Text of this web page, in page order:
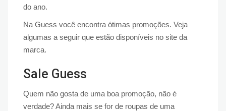
do ano.
Na Guess você encontra ótimas promoções. Veja
algumas a seguir que estão disponíveis no site da
marca.
Sale Guess
Quem não gosta de uma boa promoção, não é
verdade? Ainda mais se for de roupas de uma